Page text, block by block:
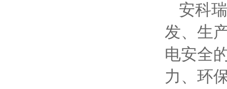
安科
发、生
电安全
力、环